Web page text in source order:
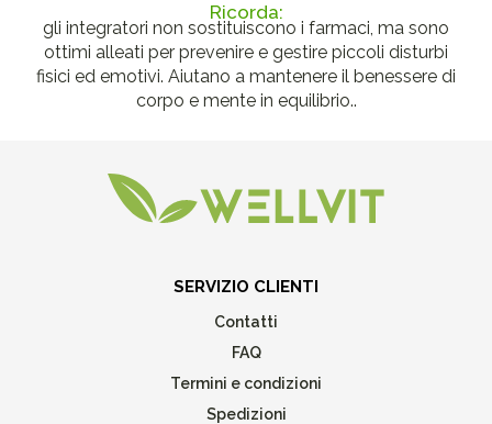
Ricorda:
gli integratori non sostituiscono i farmaci, ma sono
ottimi alleati per prevenire e gestire piccoli disturbi
fisici ed emotivi. Aiutano a mantenere il benessere di
corpo e mente in equilibrio..
SERVIZIO CLIENTI
Contatti
FAQ
Termini e condizioni
Spedizioni